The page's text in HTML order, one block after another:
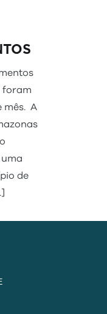
foram
mês. A
uma
de